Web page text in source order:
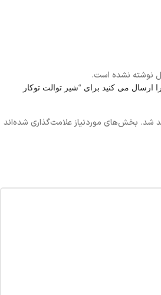
نوشته نشده است.
ارسال می کنید برای “شیر توالت توکار
شد. بخش‌های موردنیاز علامت‌گذاری شده‌اند